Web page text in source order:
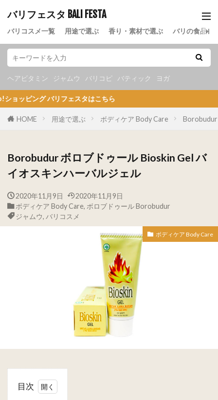
バリフェスタ BALI FESTA
バリコスメ一覧 用途で選ぶ 香り・素材で選ぶ バリの食品
ヘアビタミン ジャムウ バリコピ バティック ヨガ
グ バリフェスタはこちら
HOME 用途で選ぶ ボディケア Body Care Borobudur
Borobudur ボロブドゥール Bioskin Gel バ
イオスキンハーバルジェル
2020年11月9日
2020年11月9日
ボディケア Body Care, ボロブドゥール Borobudur
ジャムウ, バリコスメ
ボディケア Body Care
目次